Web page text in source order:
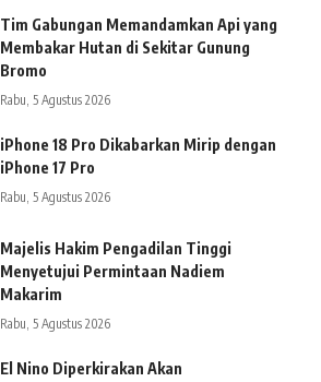
Tim Gabungan Memandamkan Api yang
Membakar Hutan di Sekitar Gunung
Bromo
Rabu, 5 Agustus 2026
iPhone 18 Pro Dikabarkan Mirip dengan
iPhone 17 Pro
Rabu, 5 Agustus 2026
Majelis Hakim Pengadilan Tinggi
Menyetujui Permintaan Nadiem
Makarim
Rabu, 5 Agustus 2026
El Nino Diperkirakan Akan